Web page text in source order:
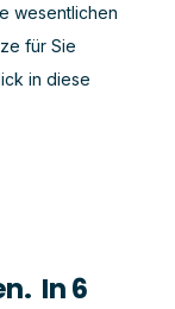
wesentlichen
für Sie
in diese
In 6